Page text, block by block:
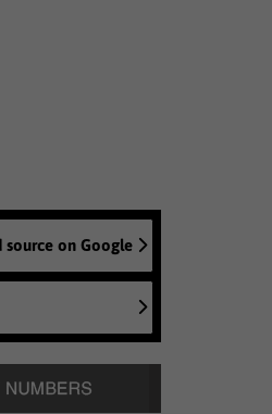
source on Google